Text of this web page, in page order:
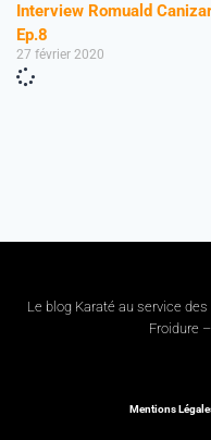
Interview Romuald
Ep.8
27 février 2020
Le blog Karaté au service
Froidure
Mentions